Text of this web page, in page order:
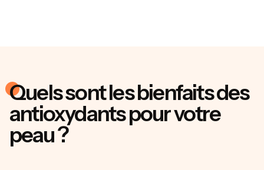
Quels sont les bienfaits des
antioxydants pour votre
peau ?